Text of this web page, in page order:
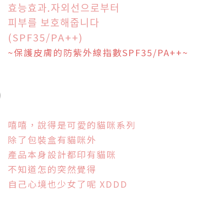
효능효과.자외선으로부터
피부를 보호해줍니다
(SPF35/PA++)
~保護皮膚的防紫外線指數SPF35/PA++~
嘻嘻，說得是可愛的貓咪系列
除了包裝盒有貓咪外
產品本身設計都印有貓咪
不知道怎的突然覺得
自己心境也少女了呢 XDDD